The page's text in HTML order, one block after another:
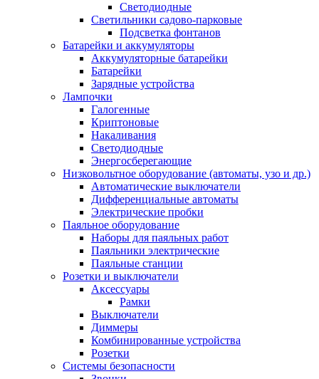
Светодиодные
Светильники садово-парковые
Подсветка фонтанов
Батарейки и аккумуляторы
Аккумуляторные батарейки
Батарейки
Зарядные устройства
Лампочки
Галогенные
Криптоновые
Накаливания
Светодиодные
Энергосберегающие
Низковольтное оборудование (автоматы, узо и др.)
Автоматические выключатели
Дифференциальные автоматы
Электрические пробки
Паяльное оборудование
Наборы для паяльных работ
Паяльники электрические
Паяльные станции
Розетки и выключатели
Аксессуары
Рамки
Выключатели
Диммеры
Комбинированные устройства
Розетки
Системы безопасности